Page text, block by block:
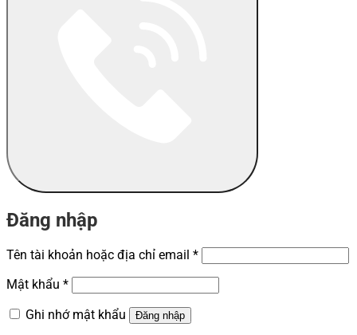
Đăng nhập
Tên tài khoản hoặc địa chỉ email *Bắt
buộc
Mật khẩu *Bắt
buộc
Ghi nhớ mật khẩu
Đăng nhập